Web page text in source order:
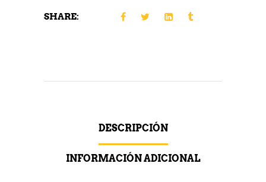
SHARE:
DESCRIPCIÓN
INFORMACIÓN ADICIONAL